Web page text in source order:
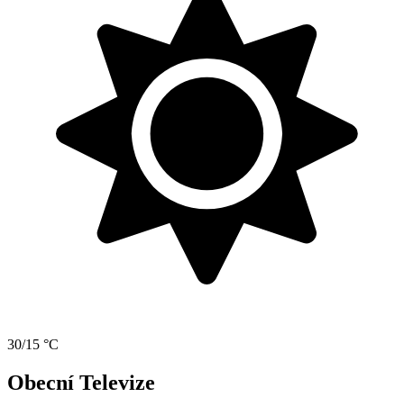
30/15 °C
Obecní Televize